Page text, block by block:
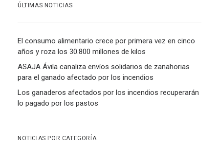
ÚLTIMAS NOTICIAS
El consumo alimentario crece por primera vez en cinco
años y roza los 30.800 millones de kilos
ASAJA Ávila canaliza envíos solidarios de zanahorias
para el ganado afectado por los incendios
Los ganaderos afectados por los incendios recuperarán
lo pagado por los pastos
NOTICIAS POR CATEGORÍA